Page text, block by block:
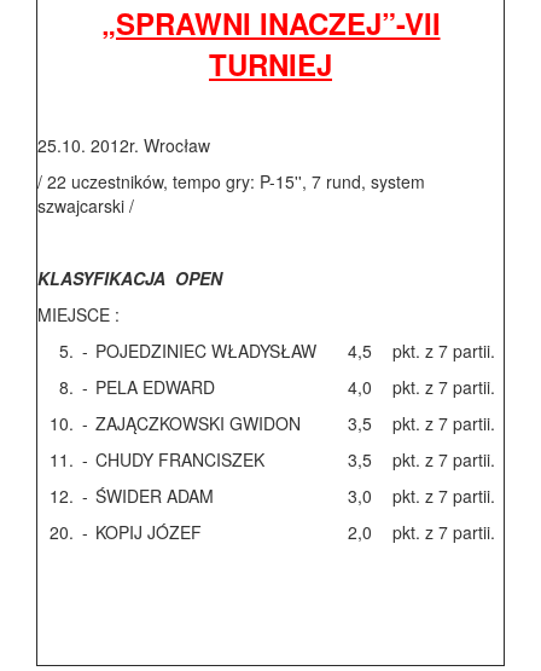
„SPRAWNI INACZEJ”-VII
TURNIEJ
25.10. 2012r. Wrocław
/ 22 uczestników, tempo gry: P-15'', 7 rund, system
szwajcarski /
KLASYFIKACJA OPEN
MIEJSCE :
5. - POJEDZINIEC WŁADYSŁAW 4,5
pkt. z 7 partii.
8. - PELA EDWARD 4,0
pkt. z 7 partii.
10. - ZAJĄCZKOWSKI GWIDON 3,5
pkt. z 7 partii.
11. - CHUDY FRANCISZEK 3,5
pkt. z 7 partii.
12. - ŚWIDER ADAM 3,0
pkt. z 7 partii.
20. - KOPIJ JÓZEF 2,0 pkt. z 7 partii.